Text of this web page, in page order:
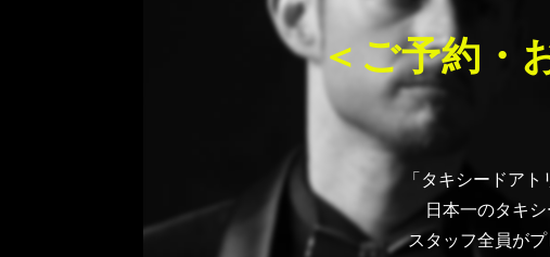
＜ご予約・
「タキシードア
日本一のタキシ
スタッフ全員が